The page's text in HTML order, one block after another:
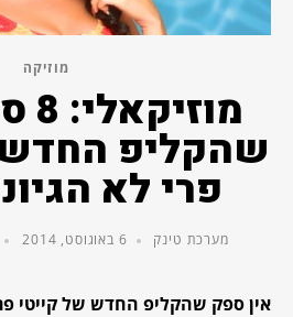
מוזיקה
שהקליפ
פרי לא
מערכת טינק 6 באוגוסט, 2014
אין ספק שהקליפ החדש של קייטי